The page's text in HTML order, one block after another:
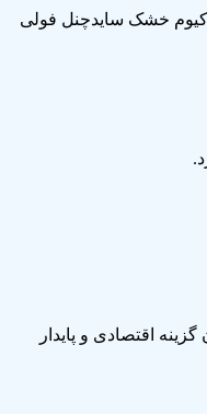
خشک سایدچنل فولی
اقتصادی و پایدار